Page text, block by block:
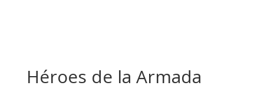
Héroes de la Armada